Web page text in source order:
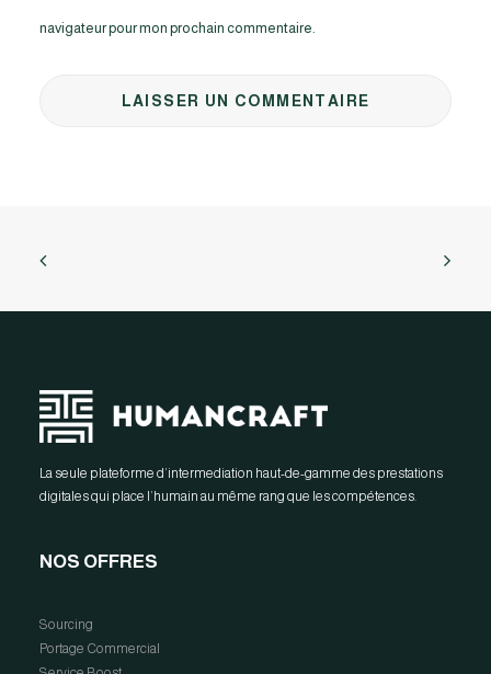
navigateur pour mon prochain commentaire.
La seule plateforme d’intermediation haut-de-gamme des prestations
digitales qui place l’humain au même rang que les compétences.
NOS OFFRES
Sourcing
Portage Commercial